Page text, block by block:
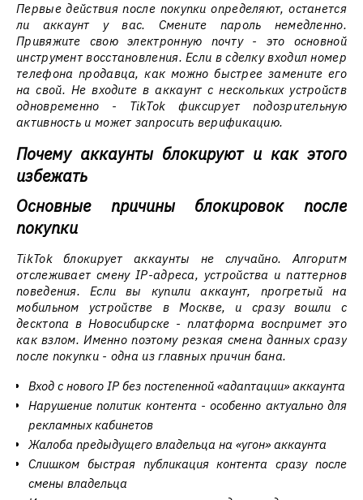
Первые действия после покупки определяют, останется
ли аккаунт у вас. Смените пароль немедленно.
Привяжите свою электронную почту - это основной
инструмент восстановления. Если в сделку входил номер
телефона продавца, как можно быстрее замените его
на свой. Не входите в аккаунт с нескольких устройств
одновременно - TikTok фиксирует подозрительную
активность и может запросить верификацию.
Почему аккаунты блокируют и как этого
избежать
Основные причины блокировок после
покупки
TikTok блокирует аккаунты не случайно. Алгоритм
отслеживает смену IP-адреса, устройства и паттернов
поведения. Если вы купили аккаунт, прогретый на
мобильном устройстве в Москве, и сразу вошли с
десктопа в Новосибирске - платформа воспримет это
как взлом. Именно поэтому резкая смена данных сразу
после покупки - одна из главных причин бана.
Вход с нового IP без постепенной «адаптации» аккаунта
Нарушение политик контента - особенно актуально для
рекламных кабинетов
Жалоба предыдущего владельца на «угон» аккаунта
Слишком быстрая публикация контента сразу после
смены владельца